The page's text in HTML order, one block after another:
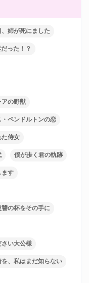
、姉が死にました
った！？
アの野獣
・ペンドルトンの恋
た侍女
僕が歩く君の軌跡
ます
讐の杯をその手に
い大公様
、私はまだ知らない